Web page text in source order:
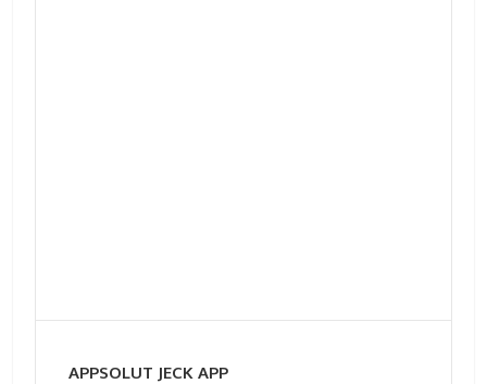
APPSOLUT JECK APP